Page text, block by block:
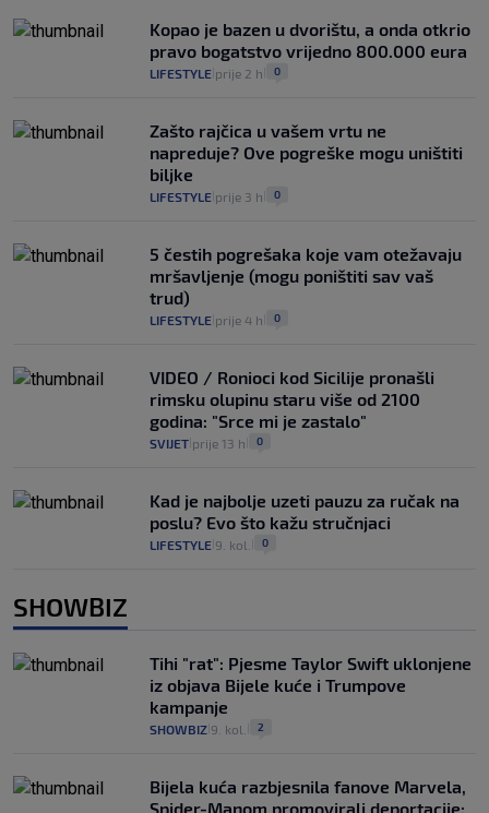
Kopao je bazen u dvorištu, a onda otkrio
pravo bogatstvo vrijedno 800.000 eura
LIFESTYLE prije 2 h 0
Zašto rajčica u vašem vrtu ne
napreduje? Ove pogreške mogu uništiti
biljke
LIFESTYLE prije 3 h 0
5 čestih pogrešaka koje vam otežavaju
mršavljenje (mogu poništiti sav vaš
trud)
LIFESTYLE prije 4 h 0
VIDEO / Ronioci kod Sicilije pronašli
rimsku olupinu staru više od 2100
godina: "Srce mi je zastalo"
SVIJET prije 13 h 0
Kad je najbolje uzeti pauzu za ručak na
poslu? Evo što kažu stručnjaci
LIFESTYLE 9. kol. 0
SHOWBIZ
Tihi "rat": Pjesme Taylor Swift uklonjene
iz objava Bijele kuće i Trumpove
kampanje
SHOWBIZ 9. kol. 2
Bijela kuća razbjesnila fanove Marvela,
Spider-Manom promovirali deportacije: